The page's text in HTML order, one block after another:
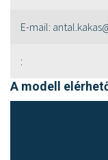
E-mail:
:
A modell